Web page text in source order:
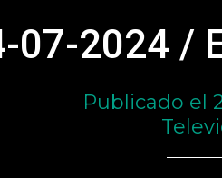
07-2024 /
Publicado el